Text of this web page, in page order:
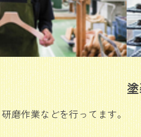
磨作業などを行ってます。